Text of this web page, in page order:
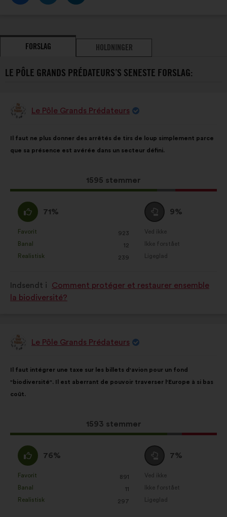
FORSLAG HOLDNINGER
LE PÔLE GRANDS PRÉDATEURS’S SENESTE FORSLAG:
Forslag
Le Pôle Grands Prédateurs
indhold:
Il faut ne plus donner des arrêtés de tirs de loup simplement parce
que sa présence est avérée dans un secteur défini.
Dette
forslag
1595 stemmer
følgende
fordeling:
Enig
:
71%
som:
Favorit
: 923
gang
Banal
: 12
gang
Realistisk
: 239
gang
Neutral
:
9%
som:
Ved ikke
:gang
Ikke forstået
:gang
Ligeglad
:gang
Indsendt i
Comment protéger et restaurer ensemble
la biodiversité?
Forslag
Le Pôle Grands Prédateurs
indhold:
Il faut intégrer une taxe sur les billets d'avion pour un fond
"biodiversité". Il est aberrant de pouvoir traverser l'Europe à si bas
coût.
Dette
forslag
1593 stemmer
følgende
fordeling:
Enig
:
76%
Favorit
: 891
gang
Banal
: 11
gang
Realistisk
: 297
gang
Neutral
:
7%
Ved ikke
:gang
Ikke forstået
:gang
Ligeglad
:gang